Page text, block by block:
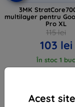
Acest
3MK
multilayer pentru
Pro XL
115 lei
103 lei
În stoc 1 buc